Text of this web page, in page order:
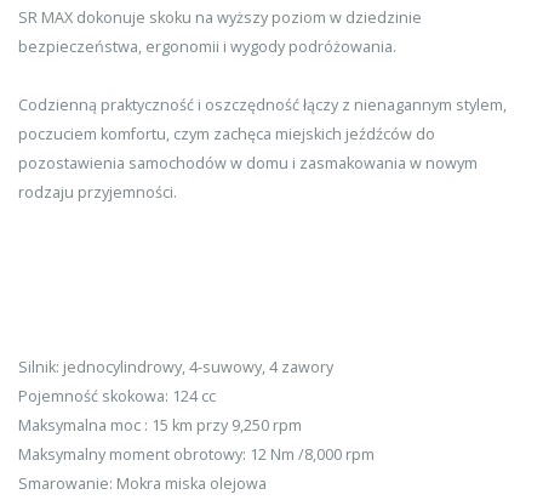
SR MAX dokonuje skoku na wyższy poziom w dziedzinie
bezpieczeństwa, ergonomii i wygody podróżowania.
Codzienną praktyczność i oszczędność łączy z nienagannym stylem,
poczuciem komfortu, czym zachęca miejskich jeźdźców do
pozostawienia samochodów w domu i zasmakowania w nowym
rodzaju przyjemności.
Silnik: jednocylindrowy, 4-suwowy, 4 zawory
Pojemność skokowa: 124 cc
Maksymalna moc : 15 km przy 9,250 rpm
Maksymalny moment obrotowy: 12 Nm /8,000 rpm
Smarowanie: Mokra miska olejowa